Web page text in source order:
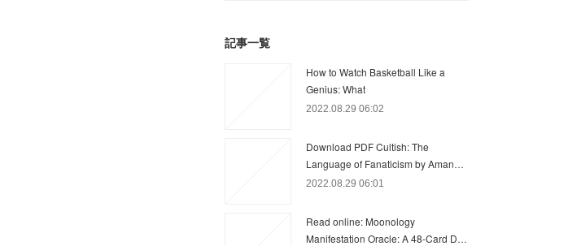
記事一覧
How to Watch Basketball Like a
Genius: What
2022.08.29 06:02
Download PDF Cultish: The
Language of Fanaticism by Aman…
2022.08.29 06:01
Read online: Moonology
Manifestation Oracle: A 48-Card D…